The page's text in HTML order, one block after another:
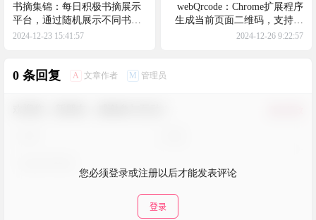
书摘集锦：每日积极书摘展示
平台，通过随机展示不同书籍
摘录来丰富人们的日常生活，
2024-12-23 15:41:57
webQrcode：Chrome扩展程序
生成当前页面二维码，支持拖
动功能和点击展开/收起，方便
2024-12-26 9:22:57
0 条回复 A 文章作者 M 管理员
您必须登录或注册以后才能发表评论
登录